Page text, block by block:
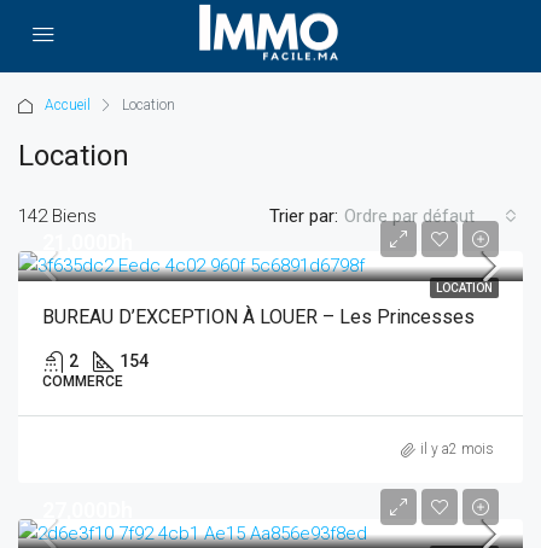
Accueil Location
Location
142 Biens Trier par: Ordre par défaut
LOCATION
BUREAU D’EXCEPTION À LOUER – Les Princesses
2 154
COMMERCE
il y a2 mois